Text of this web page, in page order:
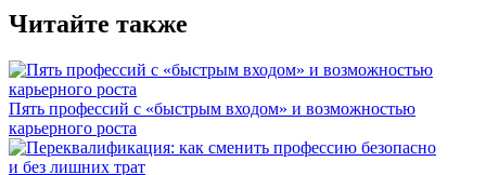
Читайте также
Пять профессий с «быстрым входом» и возможностью
карьерного роста